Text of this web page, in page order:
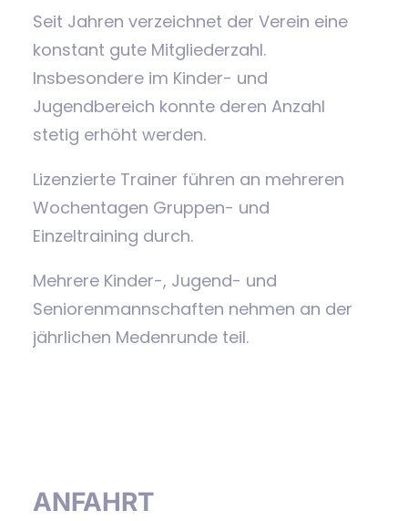
Seit Jahren verzeichnet der Verein eine
konstant gute Mitgliederzahl.
Insbesondere im Kinder- und
Jugendbereich konnte deren Anzahl
stetig erhöht werden.
Lizenzierte Trainer führen an mehreren
Wochentagen Gruppen- und
Einzeltraining durch.
Mehrere Kinder-, Jugend- und
Seniorenmannschaften nehmen an der
jährlichen Medenrunde teil.
ANFAHRT